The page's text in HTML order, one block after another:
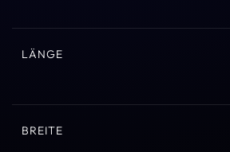
LÄNGE
BREITE